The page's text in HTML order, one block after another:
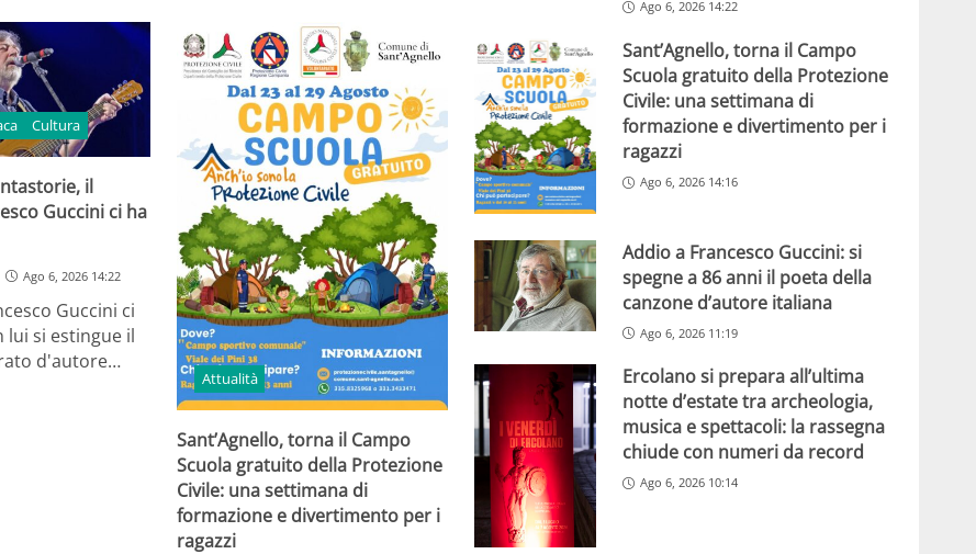
Cultura
il
Guccini ci ha
Ago 6, 2026 14:22
Guccini ci
lui si estingue il
d'autore…
Attualità
Sant’Agnello, torna il Campo
Scuola gratuito della Protezione
Civile: una settimana di
formazione e divertimento per i
ragazzi
Ago 6, 2026 14:22
Sant’Agnello, torna il Campo
Scuola gratuito della Protezione
Civile: una settimana di
formazione e divertimento per i
ragazzi
Ago 6, 2026 14:16
Addio a Francesco Guccini: si
spegne a 86 anni il poeta della
canzone d’autore italiana
Ago 6, 2026 11:19
Ercolano si prepara all’ultima
notte d’estate tra archeologia,
musica e spettacoli: la rassegna
chiude con numeri da record
Ago 6, 2026 10:14